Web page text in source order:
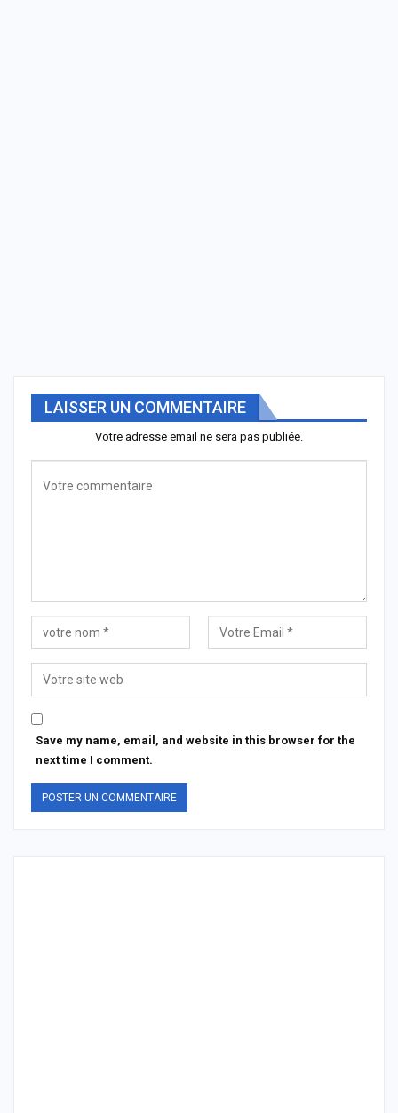
LAISSER UN COMMENTAIRE
Votre adresse email ne sera pas publiée.
Save my name, email, and website in this browser for the
next time I comment.